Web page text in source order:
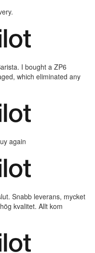
I bought a ZP6
which eliminated any
again
Snabb leverans, mycket
kvalitet. Allt kom